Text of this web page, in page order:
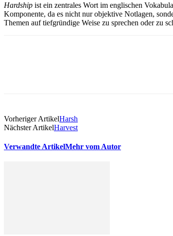
Hardship ist ein zentrales Wort im englischen
Komponente, da es nicht nur objektive Notlagen,
Themen auf tiefgründige Weise zu sprechen oder zu
Vorheriger ArtikelHarsh
Nächster ArtikelHarvest
Verwandte ArtikelMehr vom Autor